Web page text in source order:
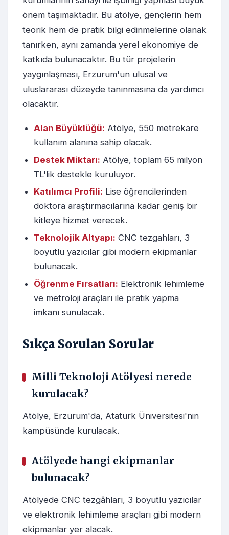
önem taşımaktadır. Bu atölye, gençlerin hem
teorik hem de pratik bilgi edinmelerine olanak
tanırken, aynı zamanda yerel ekonomiye de
katkıda bulunacaktır. Bu tür projelerin
yaygınlaşması, Erzurum'un ulusal ve
uluslararası düzeyde tanınmasına da yardımcı
olacaktır.
Alan Büyüklüğü: Atölye, 550 metrekare
kullanım alanına sahip olacak.
Destek Miktarı: Atölye, toplam 65 milyon
TL'lik destekle kuruluyor.
Katılımcı Profili: Lise öğrencilerinden
doktora araştırmacılarına kadar geniş bir
kitleye hizmet verecek.
Teknolojik Altyapı: CNC tezgahları, 3
boyutlu yazıcılar gibi modern ekipmanlar
bulunacak.
Öğrenme Fırsatları: Elektronik lehimleme
ve metroloji araçları ile pratik yapma
imkanı sunulacak.
Sıkça Sorulan Sorular
Milli Teknoloji Atölyesi nerede
kurulacak?
Atölye, Erzurum'da, Atatürk Üniversitesi'nin
kampüsünde kurulacak.
Atölyede hangi ekipmanlar
bulunacak?
Atölyede CNC tezgâhları, 3 boyutlu yazıcılar
ve elektronik lehimleme araçları gibi modern
ekipmanlar yer alacak.